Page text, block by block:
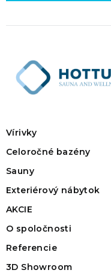
Vírivky
Celoročné bazény
Sauny
Exteriérový nábytok
AKCIE
O spoločnosti
Referencie
3D Showroom